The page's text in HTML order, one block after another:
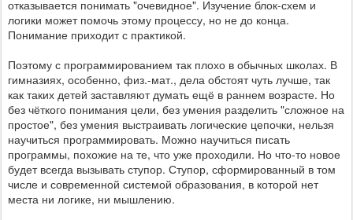
отказывается понимать "очевидное". Изучение блок-схем и
логики может помочь этому процессу, но не до конца.
Понимание приходит с практикой.
Поэтому с программированием так плохо в обычных школах. В
гимназиях, особенно, физ.-мат., дела обстоят чуть лучше, так
как таких детей заставляют думать ещё в раннем возрасте. Но
без чёткого понимания цели, без умения разделить "сложное на
простое", без умения выстраивать логические цепочки, нельзя
научиться программировать. Можно научиться писать
программы, похожие на те, что уже проходили. Но что-то новое
будет всегда вызывать ступор. Ступор, сформированный в том
числе и современной системой образования, в которой нет
места ни логике, ни мышлению.